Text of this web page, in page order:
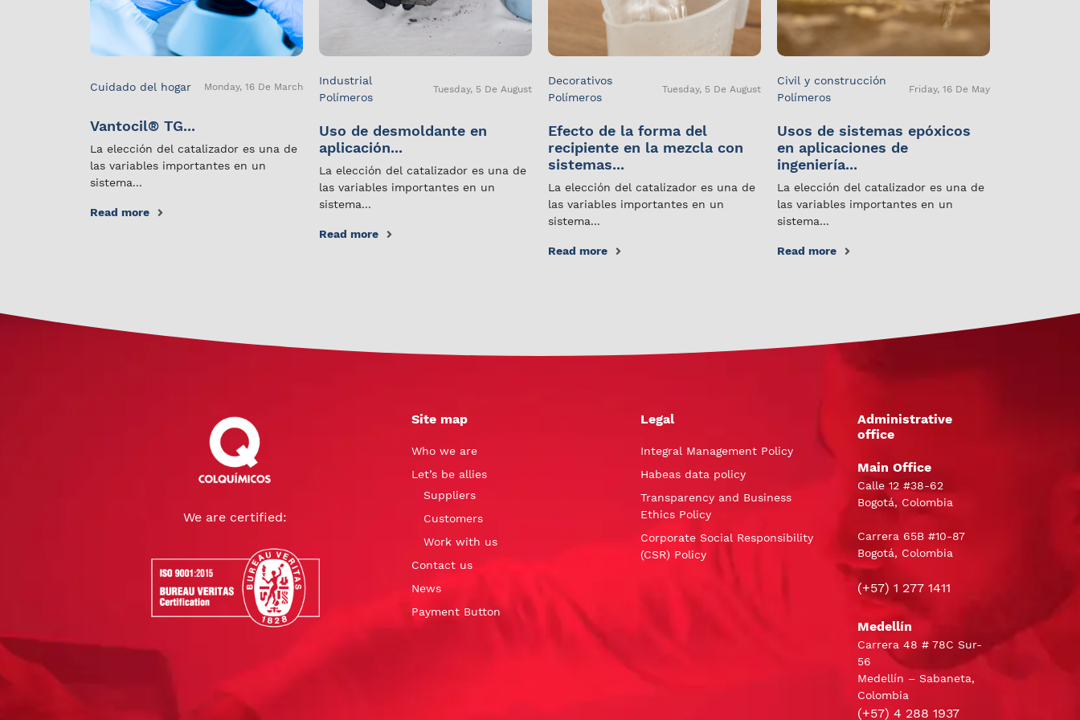
Cuidado del hogar Monday, 16 De March
Vantocil® TG...
La elección del catalizador es una de
las variables importantes en un
sistema...
Read more
Industrial
Polímeros
Tuesday, 5 De August
Uso de desmoldante en
aplicación...
La elección del catalizador es una de
las variables importantes en un
sistema...
Read more
Decorativos
Polímeros
Tuesday, 5 De August
Efecto de la forma del
recipiente en la mezcla con
sistemas...
La elección del catalizador es una de
las variables importantes en un
sistema...
Read more
Civil y construcción
Polímeros
Friday, 16 De May
Usos de sistemas epóxicos
en aplicaciones de
ingeniería...
La elección del catalizador es una de
las variables importantes en un
sistema...
Read more
We are certified:
Site map
Who we are
Let’s be allies
Suppliers
Customers
Work with us
Contact us
News
Payment Button
Legal
Integral Management Policy
Habeas data policy
Transparency and Business
Ethics Policy
Corporate Social Responsibility
(CSR) Policy
Administrative
office
Main Office
Calle 12 #38-62
Bogotá, Colombia
Carrera 65B #10-87
Bogotá, Colombia
(+57) 1 277 1411
Medellín
Carrera 48 # 78C Sur-
56
Medellín – Sabaneta,
Colombia
(+57) 4 288 1937